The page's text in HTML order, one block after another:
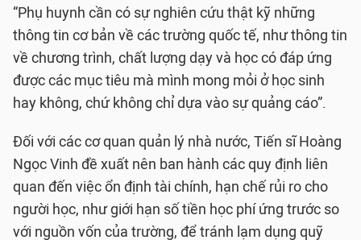
“Phụ huynh cần có sự nghiên cứu thật kỹ những
thông tin cơ bản về các trường quốc tế, như thông tin
về chương trình, chất lượng dạy và học có đáp ứng
được các mục tiêu mà mình mong mỏi ở học sinh
hay không, chứ không chỉ dựa vào sự quảng cáo”.
Đối với các cơ quan quản lý nhà nước, Tiến sĩ Hoàng
Ngọc Vinh đề xuất nên ban hành các quy định liên
quan đến việc ổn định tài chính, hạn chế rủi ro cho
người học, như giới hạn số tiền học phí ứng trước so
với nguồn vốn của trường, để tránh lạm dụng quỹ